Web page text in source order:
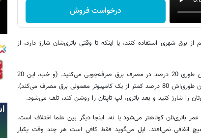
درخواست فروش
برق شهری استفاده کنند، یا اینکه تا وقتی باتری‌شان شارژ دارد، از
بد نیست اگر مستقیماً از پریز، برق بگیرید؛ این طوری 20 درصد در مصرف برق صرفه‌جویی می‌کنید. (و خب، این 20
درصد حسابی می‌چسبد چون یک لپ تاپ، همین طوری‌اش 80 درصد کمتر از یک کامپیوتر معمولی برق مصرف می‌کند).
باتری‌تان کوتاهتر می‌شود یا نه. اینجا دیگر بین علما اختلاف است.
اتفاقی نمی‌افتد. اپل می‌گوید فقط کافی است هر چند وقت یکبار